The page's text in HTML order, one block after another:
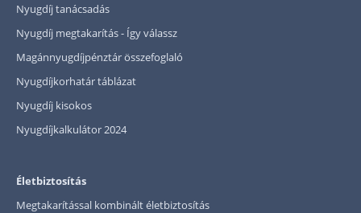
Nyugdíj tanácsadás
Nyugdíj megtakarítás - Így válassz
Magánnyugdíjpénztár összefoglaló
Nyugdíjkorhatár táblázat
Nyugdíj kisokos
Nyugdíjkalkulátor 2024
Életbiztosítás
Megtakarítással kombinált életbiztosítás